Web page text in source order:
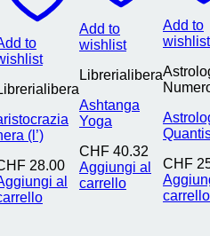
to
(l’)
28.00
al
Add to
wishlist
Librerialibera
Ashtanga
Yoga
CHF40.32
Aggiungi al
carrello
Add to
wishlist
CHF
carrello